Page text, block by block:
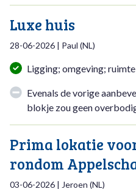
Luxe huis
28-06-2026 | Paul (NL)
Ligging; omgeving; ruimte
Evenals de vorige
blokje zou geen
Prima lokatie
rondom
03-06-2026 | Jeroen (NL)